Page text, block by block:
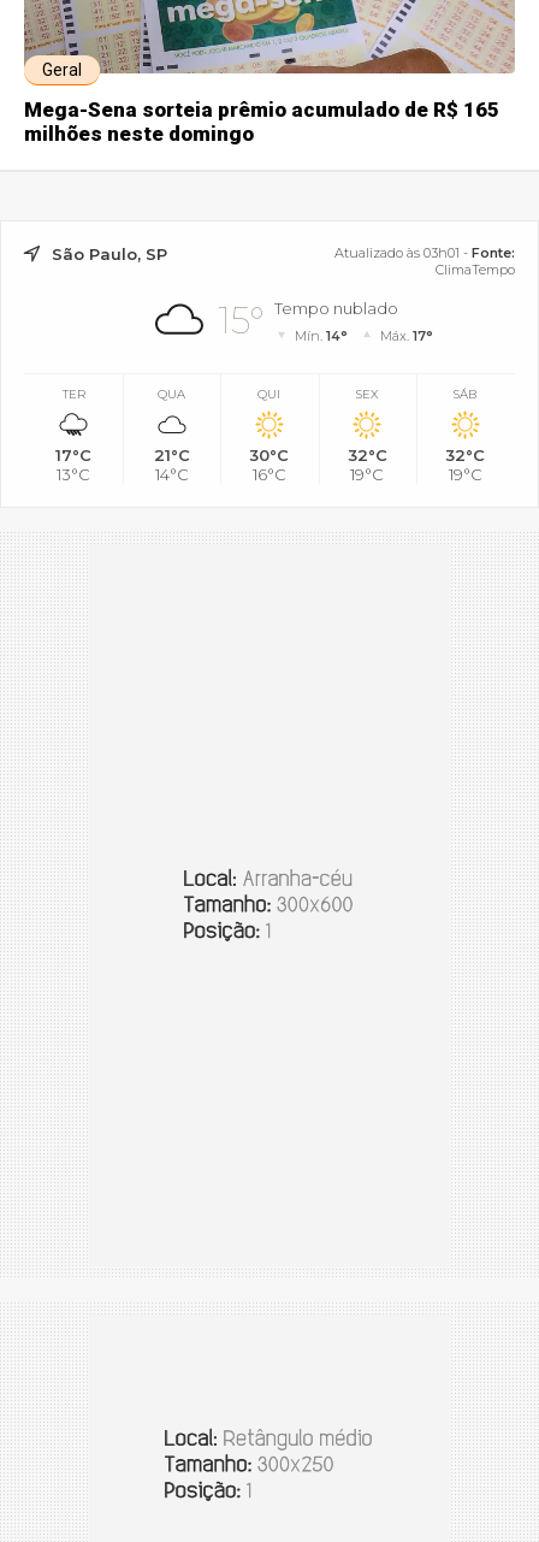
Geral
Mega-Sena sorteia prêmio acumulado de R$ 165
milhões neste domingo
São Paulo, SP Atualizado às 03h01 - Fonte:
ClimaTempo
15° Tempo nublado
Mín.14° Máx.17°
TER
17°C
13°C
QUA
21°C
14°C
QUI
30°C
16°C
SEX
32°C
19°C
SÁB
32°C
19°C